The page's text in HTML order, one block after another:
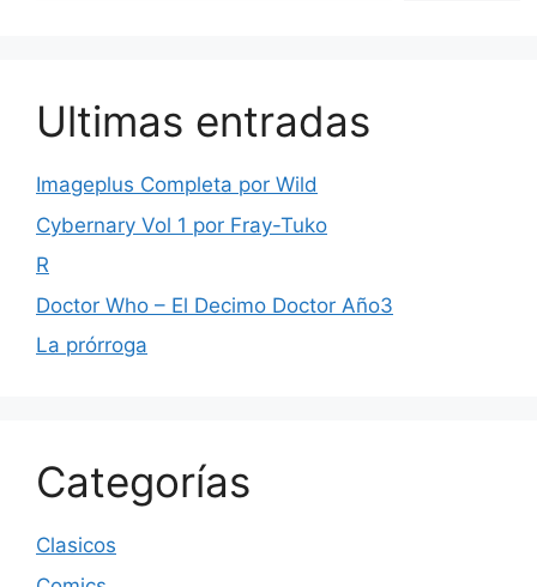
Ultimas entradas
Imageplus Completa por Wild
Cybernary Vol 1 por Fray-Tuko
R
Doctor Who – El Decimo Doctor Año3
La prórroga
Categorías
Clasicos